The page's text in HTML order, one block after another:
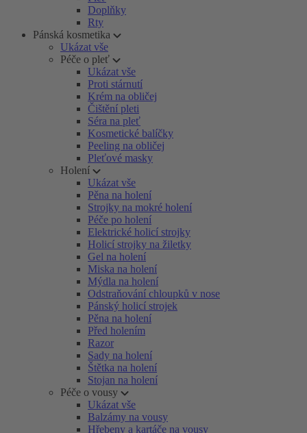
Doplňky
Rty
Pánská kosmetika
Ukázat vše
Péče o pleť
Ukázat vše
Proti stárnutí
Krém na obličej
Čištění pleti
Séra na pleť
Kosmetické balíčky
Peeling na obličej
Pleťové masky
Holení
Ukázat vše
Pěna na holení
Strojky na mokré holení
Péče po holení
Elektrické holicí strojky
Holicí strojky na žiletky
Gel na holení
Miska na holení
Mýdla na holení
Odstraňování chloupků v nose
Pánský holicí strojek
Pěna na holení
Před holením
Razor
Sady na holení
Štětka na holení
Stojan na holení
Péče o vousy
Ukázat vše
Balzámy na vousy
Hřebeny a kartáče na vousy